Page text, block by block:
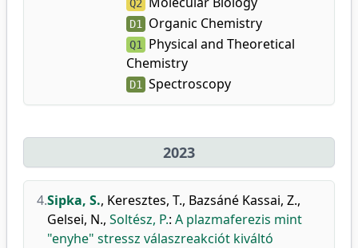
Q2
D1 Organic Chemistry
Q1
Physical and Theoretical
Chemistry
D1 Spectroscopy
2023
4.Sipka, S., Keresztes, T., Bazsáné Kassai, Z.,
Gelsei, N., Soltész, P.: A plazmaferezis mint
"enyhe" stressz válaszreakciót kiváltó